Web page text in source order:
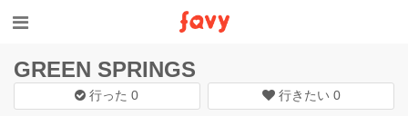
GREEN SPRINGS
行った0 行きたい 0